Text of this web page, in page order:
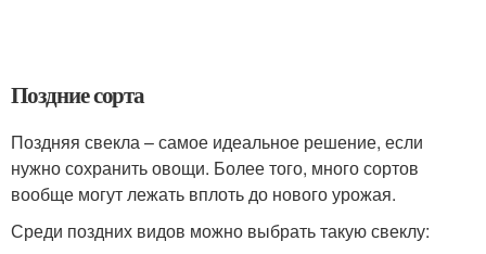
Поздние сорта
Поздняя свекла – самое идеальное решение, если
нужно сохранить овощи. Более того, много сортов
вообще могут лежать вплоть до нового урожая.
Среди поздних видов можно выбрать такую свеклу: